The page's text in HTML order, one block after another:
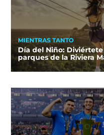
MIENTRAS TANTO
Día del Niño:
parques de la Riviera